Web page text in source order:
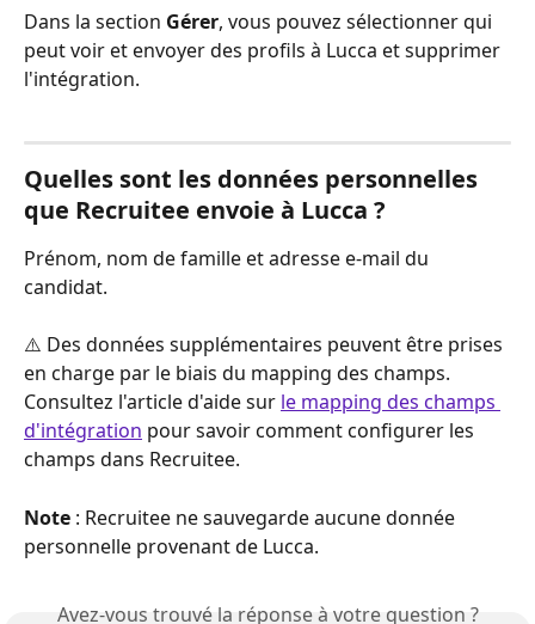
Dans la section Gérer, vous pouvez sélectionner qui
peut voir et envoyer des profils à Lucca et supprimer
l'intégration.
Quelles sont les données personnelles
que Recruitee envoie à Lucca ?
Prénom, nom de famille et adresse e-mail du
candidat.
⚠️ Des données supplémentaires peuvent être prises
en charge par le biais du mapping des champs.
Consultez l'article d'aide sur le mapping des champs
d'intégration pour savoir comment configurer les
champs dans Recruitee.
Note : Recruitee ne sauvegarde aucune donnée
personnelle provenant de Lucca.
Avez-vous trouvé la réponse à votre question ?